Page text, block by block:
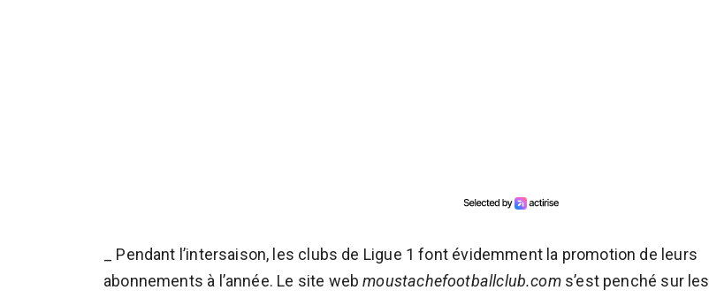
_ Pendant l’intersaison, les clubs de Ligue 1 font évidemment la promotion de leurs
abonnements à l’année. Le site webmoustachefootballclub.coms’est penché sur les